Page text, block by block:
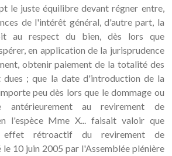
le juste équilibre devant régner entre,
de l'intérêt général, d'autre part, la
au respect du bien, dès lors que
en application de la jurisprudence
obtenir paiement de la totalité des
dues ; que la date d'introduction de la
peu dès lors que le dommage ou
au revirement de
l'espèce Mme X... faisait valoir que
effet rétroactif du revirement de
le 10 juin 2005 par l'Assemblée plénière